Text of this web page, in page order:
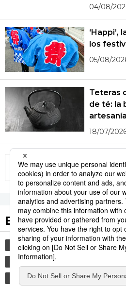
04/08/
‘Happi’,
los
05/08/
Teteras
de té: la
18/07/
More in this
Etiquetas
cultura gastronomía
comida
gastronomía japonesa